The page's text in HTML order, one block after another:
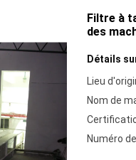
Filtre à
des
Détails
Lieu
Nom de
Numéro